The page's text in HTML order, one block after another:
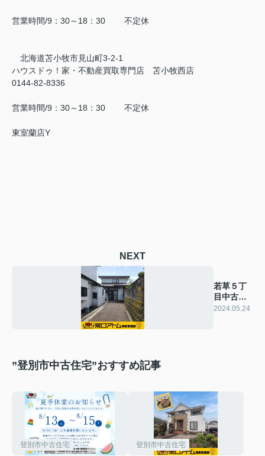
営業時間/9：30～18：30 不定休
北海道苫小牧市見山町3-2-1
ハウスドゥ！家・不動産買取専門店 苫小牧西店
0144-82-8336
営業時間/9：30～18：30 不定休
東室蘭店Y
NEXT
若草５丁
目中古住
宅
2024.05.24
”登別市中古住宅”おすすめ記事
登別市中古住宅 登別市中古住宅